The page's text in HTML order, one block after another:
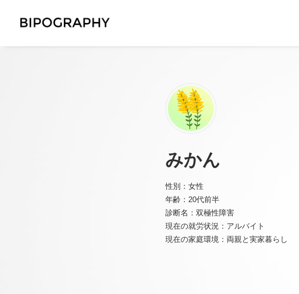
みかん
性別：女性
年齢：20代前半
診断名：双極性障害
現在の就労状況：アルバイト
現在の家庭環境：両親と実家暮らし